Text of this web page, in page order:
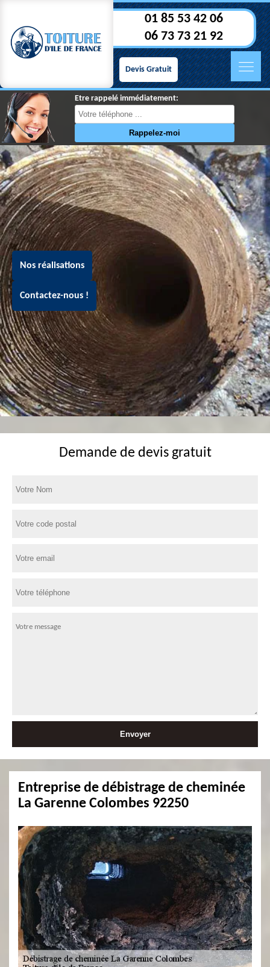
01 85 53 42 06
06 73 73 21 92
Devis Gratuit
Etre rappelé immédiatement:
Nos réalisations
Contactez-nous !
Demande de devis gratuit
Entreprise de débistrage de cheminée
La Garenne Colombes 92250